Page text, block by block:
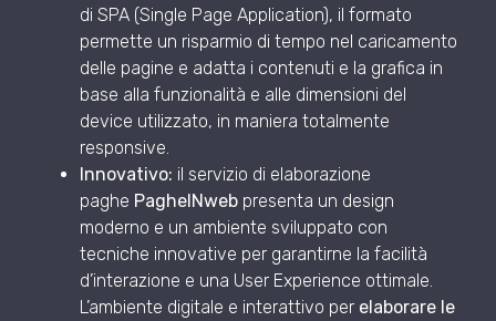
di SPA (Single Page Application), il formato
permette un risparmio di tempo nel caricamento
delle pagine e adatta i contenuti e la grafica in
base alla funzionalità e alle dimensioni del
device utilizzato, in maniera totalmente
responsive.
Innovativo: il servizio di elaborazione
paghe PagheINweb presenta un design
moderno e un ambiente sviluppato con
tecniche innovative per garantirne la facilità
d’interazione e una User Experience ottimale.
L’ambiente digitale e interattivo per elaborare le